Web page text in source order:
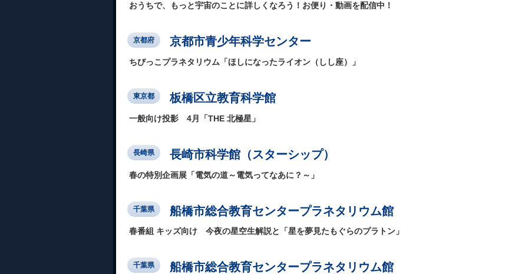
おうちで、もっと宇宙のことに詳しくなろう！お便り・動画を配信中！
京都府 京都市青少年科学センター
ちびっこプラネタリウム「ほしになったライオン（しし座）」
東京都 板橋区立教育科学館
一般向け投影 4月「THE 北極星」
長崎県 長崎市科学館（スターシップ）
春の特別企画展「電気の道～電気ってなあに？～」
千葉県 船橋市総合教育センタープラネタリウム館
春番組 キッズ向け 今夜の星空生解説と「星を夢見たもぐらのプラトン」
千葉県 船橋市総合教育センタープラネタリウム館